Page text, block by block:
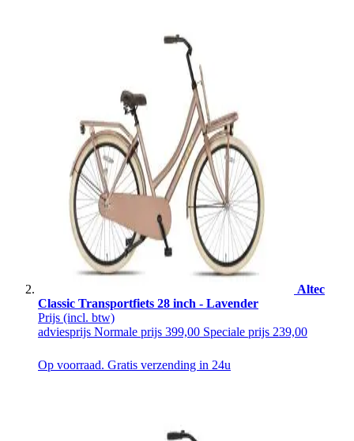
Altec
Classic Transportfiets 28 inch - Lavender
Prijs (incl. btw)
adviesprijs Normale prijs 399,00 Speciale prijs 239,00
Op voorraad. Gratis verzending in 24u